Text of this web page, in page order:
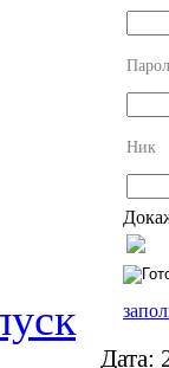
Ник
Дата: